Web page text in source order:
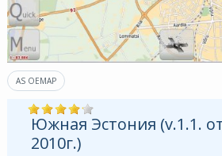
AS OEMAP
Южная Эстония (v.1.1.
2010г.)